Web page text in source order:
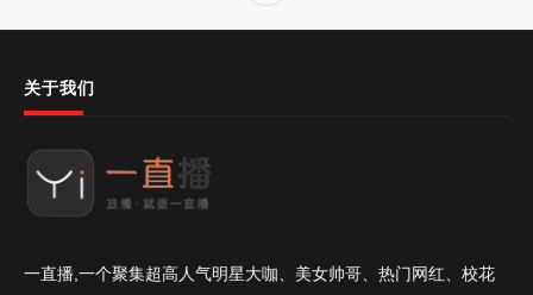
关于我们
一直播,一个聚集超高人气明星大咖、美女帅哥、热门网红、校花